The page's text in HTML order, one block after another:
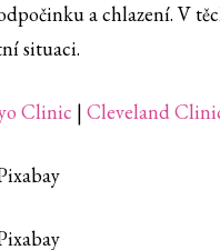
a chlazení. V
situaci.
Clinic | Cleveland